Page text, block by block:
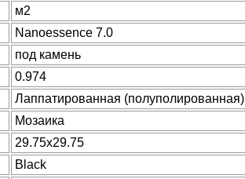
м2
Nanoessence 7.0
под камень
0.974
Лаппатированная (полуполированная)
Мозаика
29.75x29.75
Black